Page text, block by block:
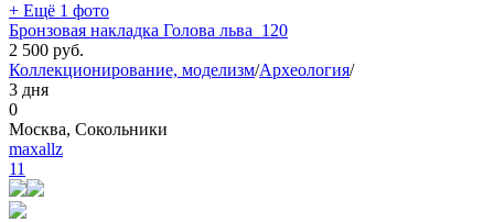
+ Ещё 1 фото
Бронзовая накладка Голова льва_120
2 500 руб.
Коллекционирование, моделизм/Археология/
3 дня
0
Москва, Сокольники
maxallz
11